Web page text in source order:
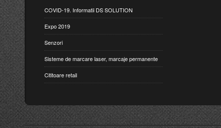
COVID-19. Informatii DS SOLUTION
Expo 2019
Senzori
Sisteme de marcare laser, marcaje permanente
Cititoare retail